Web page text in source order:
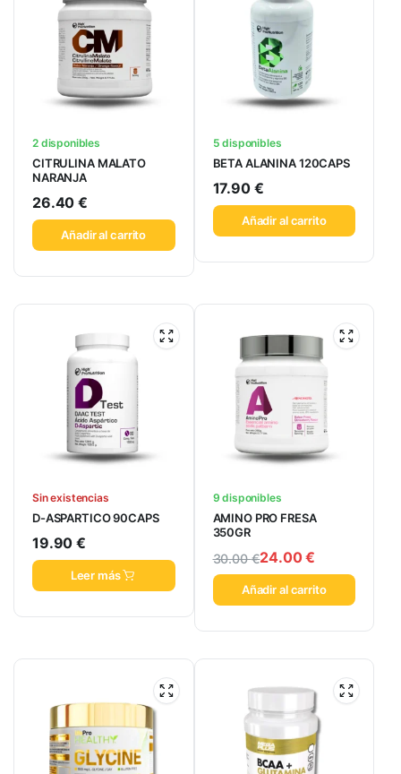
2 disponibles
CITRULINA MALATO
NARANJA
26.40€
Añadir al carrito
5 disponibles
BETA ALANINA 120CAPS
17.90 €
Añadir al carrito
Sin existencias
D-ASPARTICO 90CAPS
19.90€
Leer más
9 disponibles
AMINO PRO FRESA
350GR
30.00€24.00€
Añadir al carrito